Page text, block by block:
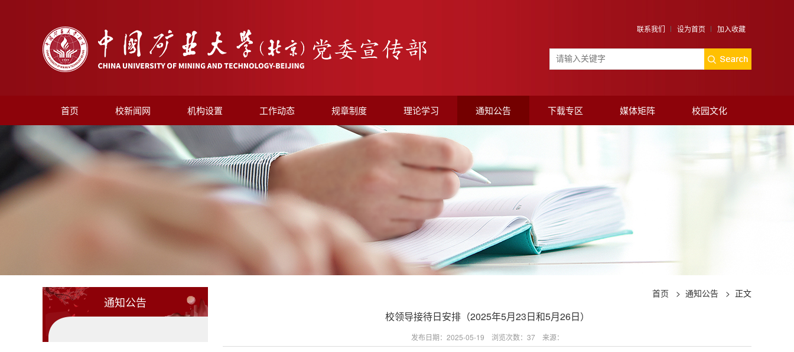
联系我们 设为首页 加入收藏
首页 校新闻网 机构设置 工作动态 规章制度 理论学习 通知公告 下载专区 媒体矩阵 校园文化
通知公告
首页 > 通知公告 > 正文
校领导接待日安排（2025年5月23日和5月26日）
发布日期：2025-05-19 浏览次数： 37来源：